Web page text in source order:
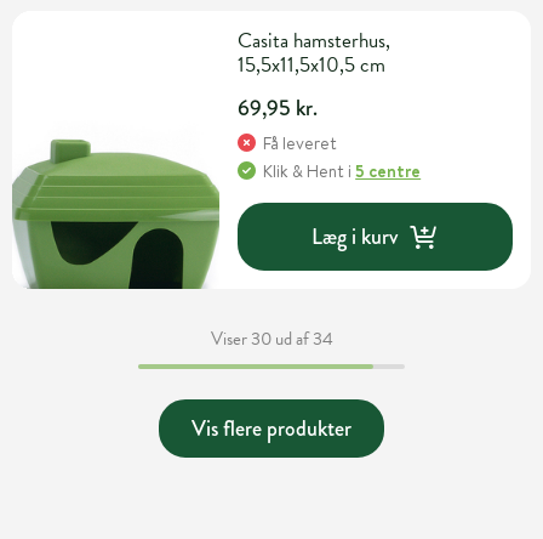
Casita hamsterhus,
15,5x11,5x10,5 cm
69,95 kr.
Få leveret
Klik & Hent i5 centre
Læg i kurv
Viser 30 ud af 34
Vis flere produkter